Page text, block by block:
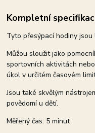
Kompletní
Tyto přesýpací hodiny
Můžou sloužit jako
sportovních aktivitách
úkol v určitém časovém
Jsou také skvělým
povědomí u dětí.
Měřený čas: 5 minut